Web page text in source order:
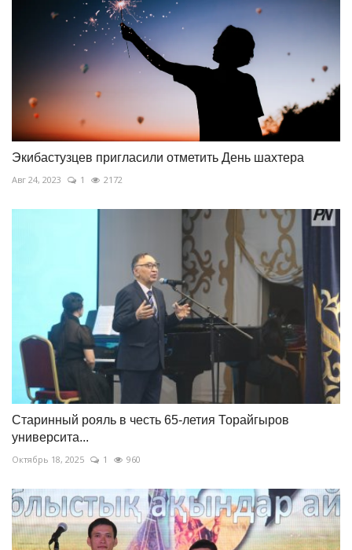
Экибастузцев пригласили отметить День шахтера
Авг 24, 2023 1 2172
Старинный рояль в честь 65-летия Торайгыров
университа...
Октябрь 18, 2025 1 960